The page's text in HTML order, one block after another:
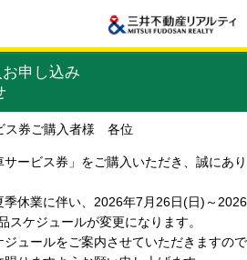
申し込み
ス券ご購入者様 各位
ービス券」をご購入いただき、誠にあり
休業に伴い、2026年7月26日(日)～2026
ケジュールが変更になります。
ュールをご案内させていただきますので